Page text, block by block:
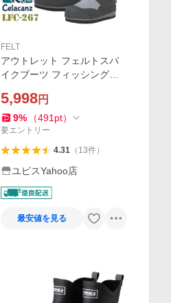
FELT
アウトレット フェルトスパ
イクブーツ フィッシングブ
Ｃ-267 磯ブーツ 磯靴 釣り
5,998円
9% （491 pt）
要エントリー
4.31（ 13件）
ユピスYahoo店
最安値を見る